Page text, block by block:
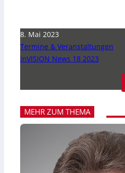
8. Mai 2023
Termine & Veranstaltungen
inVISION News 18 2023
MEHR ZUM THEMA